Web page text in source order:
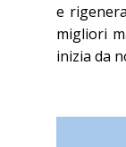
e
migliori
inizia da